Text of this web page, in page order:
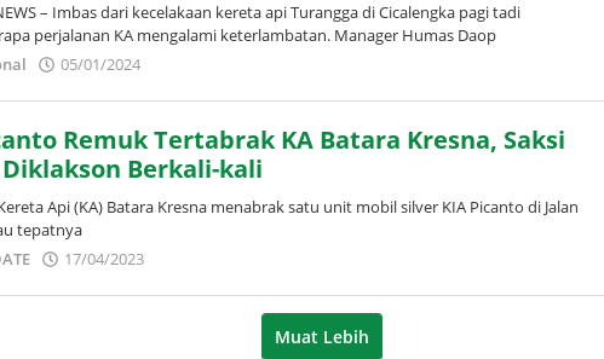
– Imbas dari kecelakaan kereta api Turangga di Cicalengka pagi tadi
perjalanan KA mengalami keterlambatan. Manager Humas Daop
05/01/2024
Remuk Tertabrak KA Batara Kresna, Saksi
Berkali-kali
Api (KA) Batara Kresna menabrak satu unit mobil silver KIA Picanto di Jalan
tepatnya
17/04/2023
Wardani
Muat Lebih